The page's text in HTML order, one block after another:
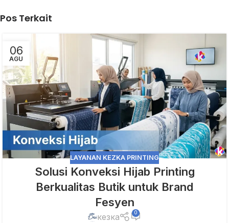
Pos Terkait
06
AGU
LAYANAN KEZKA PRINTING
Solusi Konveksi Hijab Printing
Berkualitas Butik untuk Brand
Fesyen
кезка 0